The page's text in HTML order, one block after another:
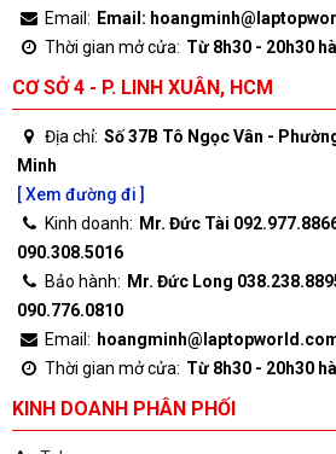
Email: Email:
Thời gian mở cửa: Từ 8h30 - 20h30
CƠ SỞ 4 - P. LINH XUÂN, HCM
Địa chỉ: Số 37B Tô Ngọc Vân -
Minh
[ Xem đường đi ]
Kinh doanh: Mr. Đức Tài
090.308.5016
Bảo hành: Mr. Đức Long
090.776.0810
Email:
Thời gian mở cửa: Từ 8h30 - 20h30
KINH DOANH PHÂN PHỐI